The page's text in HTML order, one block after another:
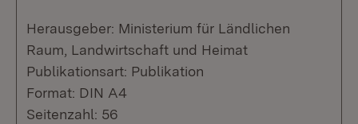
Herausgeber: Ministerium für Ländlichen
Raum, Landwirtschaft und Heimat
Publikationsart: Publikation
Format: DIN A4
Seitenzahl: 56